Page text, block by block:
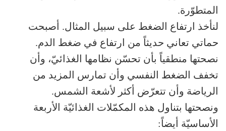
المتطوّرة.
لنأخذ ارتفاع الضغط على سبيل المثال. أصبحت
حماتي تعاني حديثاً من ارتفاع في ضغط الدم.
نصحتها منطقياً بأن تحسّن نظامها الغذائيّ، وأن
تخفف الضغط النفسي وأن تمارس المزيد من
الرياضة وأن تتعرّض أكثر لأشعة الشمس.
ونصحتها بتناول هذه المكمّلات الغذائيّة الأربعة
الأساسيّة أيضاً: